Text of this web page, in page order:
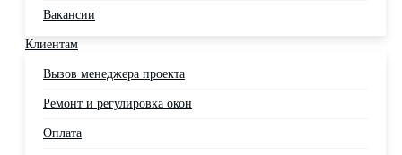
Вакансии
Клиентам
Вызов менеджера проекта
Ремонт и регулировка окон
Оплата